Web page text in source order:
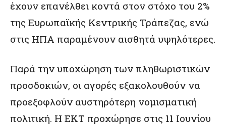
έχουν επανέλθει κοντά στον στόχο του 2%
της Ευρωπαϊκής Κεντρικής Τράπεζας, ενώ
στις ΗΠΑ παραμένουν αισθητά υψηλότερες.
Παρά την υποχώρηση των πληθωριστικών
προσδοκιών, οι αγορές εξακολουθούν να
προεξοφλούν αυστηρότερη νομισματική
πολιτική. Η ΕΚΤ προχώρησε στις 11 Ιουνίου